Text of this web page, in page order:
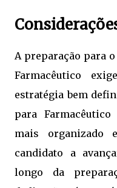
A preparação para
Farmacêutico
estratégia bem
para
mais organizado
candidato a
longo da